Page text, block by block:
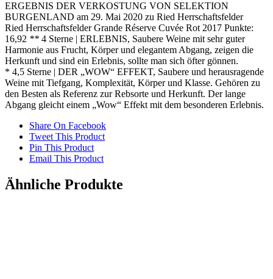
ERGEBNIS DER VERKOSTUNG VON SELEKTION
BURGENLAND am 29. Mai 2020 zu Ried Herrschaftsfelder
Ried Herrschaftsfelder Grande Réserve Cuvée Rot 2017 Punkte:
16,92 ** 4 Sterne | ERLEBNIS, Saubere Weine mit sehr guter
Harmonie aus Frucht, Körper und elegantem Abgang, zeigen die
Herkunft und sind ein Erlebnis, sollte man sich öfter gönnen.
* 4,5 Sterne | DER „WOW“ EFFEKT, Saubere und herausragende
Weine mit Tiefgang, Komplexität, Körper und Klasse. Gehören zu
den Besten als Referenz zur Rebsorte und Herkunft. Der lange
Abgang gleicht einem „Wow“ Effekt mit dem besonderen Erlebnis.
Share On Facebook
Tweet This Product
Pin This Product
Email This Product
Ähnliche Produkte